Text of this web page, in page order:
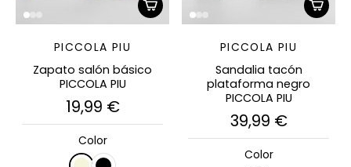
PICCOLA PIU
Zapato salón básico
PICCOLA PIU
19,99 €
Color
PICCOLA PIU
Sandalia tacón
plataforma negro
PICCOLA PIU
39,99 €
Color